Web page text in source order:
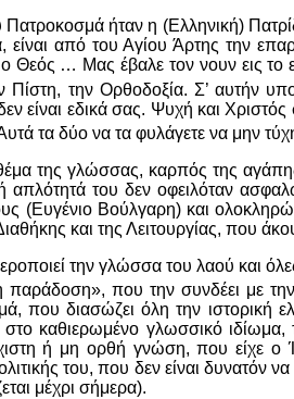
ήταν η (Ελληνική)
από του Αγίου Άρτης την
… Μας έβαλε τον νουν εις το
Πίστη, την Ορθοδοξία. Σ’ αυτήν
εδικά σας. Ψυχή και
τα δύο να τα φυλάγετε να μην
της γλώσσας, καρπός της
απλότητά του δεν οφειλόταν
(Ευγένιο Βούλγαρη) και
και της Λειτουργίας, που
την γλώσσα του λαού και
παράδοση», που την συνδέει με
που διασώζει όλη την ιστορική
καθιερωμένο γλωσσικό
ή μη ορθή γνώση, που είχε ο
του, που δεν είναι δυνατόν
μέχρι σήμερα).